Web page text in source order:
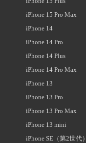
iPhone 15 Pro Max
iPhone 14
iPhone 14 Pro
iPhone 14 Plus
iPhone 14 Pro Max
iPhone 13
iPhone 13 Pro
iPhone 13 Pro Max
iPhone 13 mini
iPhone SE（第2世代）